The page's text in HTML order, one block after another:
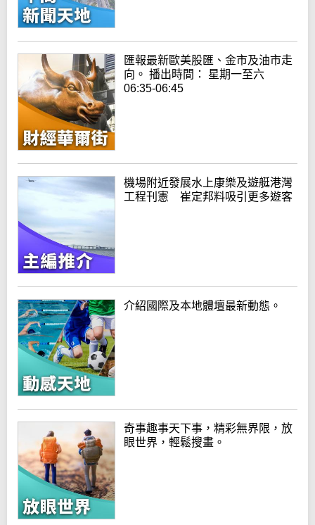
匯報最新歐美股匯、金市及油市走
向。 播出時間： 星期一至六
06:35-06:45
機場附近發展水上康樂及遊艇港灣
工程刊憲 崔定邦料吸引更多遊客
介紹國際及本地體壇最新動態。
奇事趣事天下事，精彩無界限，放
眼世界，輕鬆搜畫。